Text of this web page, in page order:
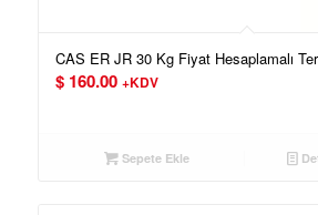
CAS ER JR 30 Kg Fiyat Hesaplamalı
$160.00 +KDV
Sepete Ekle